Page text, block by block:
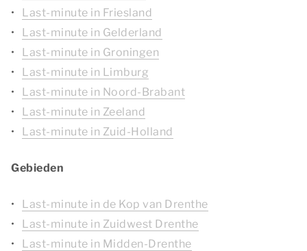
Last-minute in Friesland
Last-minute in Gelderland
Last-minute in Groningen
Last-minute in Limburg
Last-minute in Noord-Brabant
Last-minute in Zeeland
Last-minute in Zuid-Holland
Gebieden
Last-minute in de Kop van Drenthe
Last-minute in Zuidwest Drenthe
Last-minute in Midden-Drenthe